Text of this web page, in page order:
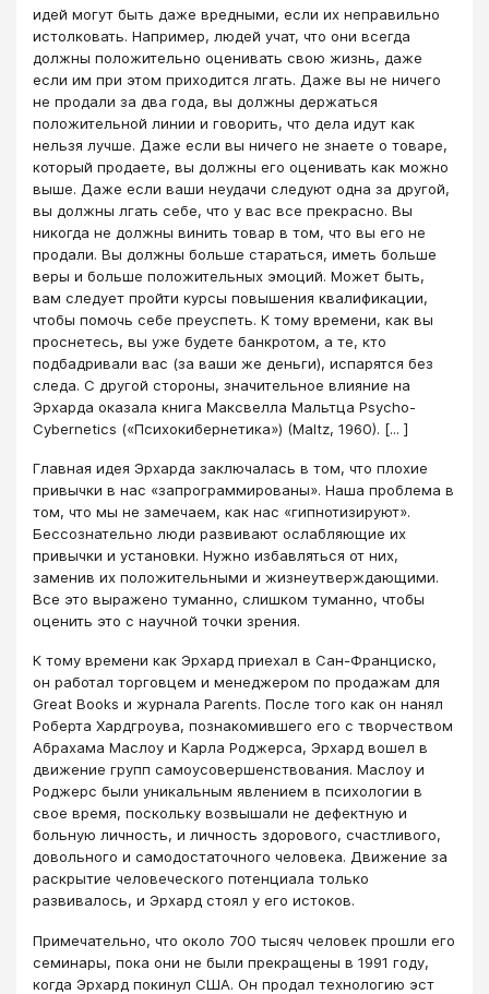
идей могут быть даже вредными, если их неправильно
истолковать. Например, людей учат, что они всегда
должны положительно оценивать свою жизнь, даже
если им при этом приходится лгать. Даже вы не ничего
не продали за два года, вы должны держаться
положительной линии и говорить, что дела идут как
нельзя лучше. Даже если вы ничего не знаете о товаре,
который продаете, вы должны его оценивать как можно
выше. Даже если ваши неудачи следуют одна за другой,
вы должны лгать себе, что у вас все прекрасно. Вы
никогда не должны винить товар в том, что вы его не
продали. Вы должны больше стараться, иметь больше
веры и больше положительных эмоций. Может быть,
вам следует пройти курсы повышения квалификации,
чтобы помочь себе преуспеть. К тому времени, как вы
проснетесь, вы уже будете банкротом, а те, кто
подбадривали вас (за ваши же деньги), испарятся без
следа. С другой стороны, значительное влияние на
Эрхарда оказала книга Максвелла Мальтца Psycho-
Cybernetics («Психокибернетика») (Maltz, 1960). [... ]
Главная идея Эрхарда заключалась в том, что плохие
привычки в нас «запрограммированы». Наша проблема в
том, что мы не замечаем, как нас «гипнотизируют».
Бессознательно люди развивают ослабляющие их
привычки и установки. Нужно избавляться от них,
заменив их положительными и жизнеутверждающими.
Все это выражено туманно, слишком туманно, чтобы
оценить это с научной точки зрения.
К тому времени как Эрхард приехал в Сан-Франциско,
он работал торговцем и менеджером по продажам для
Great Books и журнала Parents. После того как он нанял
Роберта Хардгроува, познакомившего его с творчеством
Абрахама Маслоу и Карла Роджерса, Эрхард вошел в
движение групп самоусовершенствования. Маслоу и
Роджерс были уникальным явлением в психологии в
свое время, поскольку возвышали не дефектную и
больную личность, и личность здорового, счастливого,
довольного и самодостаточного человека. Движение за
раскрытие человеческого потенциала только
развивалось, и Эрхард стоял у его истоков.
Примечательно, что около 700 тысяч человек прошли его
семинары, пока они не были прекращены в 1991 году,
когда Эрхард покинул США. Он продал технологию эст